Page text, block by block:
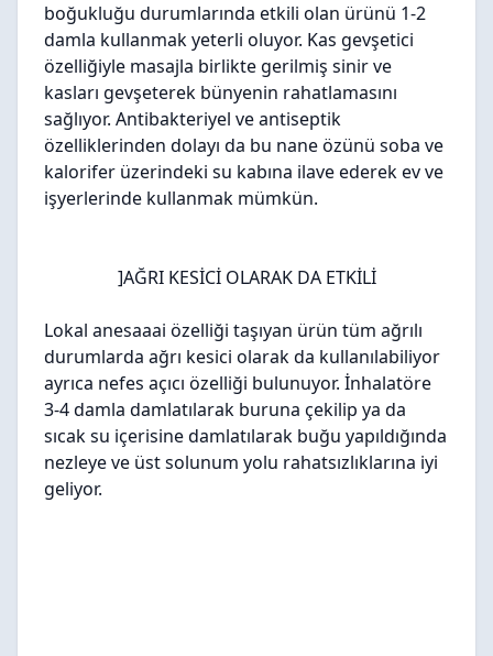
boğukluğu durumlarında etkili olan ürünü 1-2
damla kullanmak yeterli oluyor. Kas gevşetici
özelliğiyle masajla birlikte gerilmiş sinir ve
kasları gevşeterek bünyenin rahatlamasını
sağlıyor. Antibakteriyel ve antiseptik
özelliklerinden dolayı da bu nane özünü soba ve
kalorifer üzerindeki su kabına ilave ederek ev ve
işyerlerinde kullanmak mümkün.
]AĞRI KESİCİ OLARAK DA ETKİLİ
Lokal anesaaai özelliği taşıyan ürün tüm ağrılı
durumlarda ağrı kesici olarak da kullanılabiliyor
ayrıca nefes açıcı özelliği bulunuyor. İnhalatöre
3-4 damla damlatılarak buruna çekilip ya da
sıcak su içerisine damlatılarak buğu yapıldığında
nezleye ve üst solunum yolu rahatsızlıklarına iyi
geliyor.